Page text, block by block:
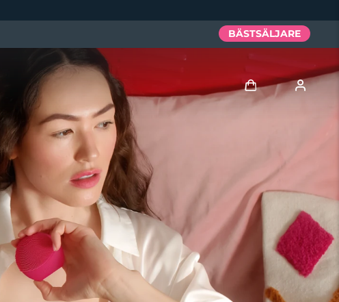
BÄSTSÄLJARE
Användarprofil
Mina enheter
Mina beställningar
Mina adresser
Mina prenumerationer